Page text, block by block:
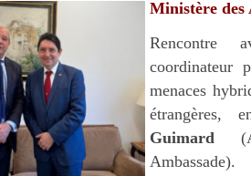
Ministère des
Rencontre
coordinateur
menaces
étrangères,
Guimard
Ambassade).